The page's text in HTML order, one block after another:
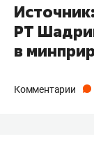
РТ
в
Комментарии